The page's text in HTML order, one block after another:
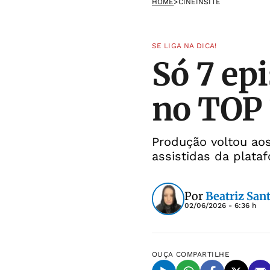
HOME>CINEINSITE
SE LIGA NA DICA!
Só 7
no
Produção voltou
assistidas da
PorBeatriz
02/06/2026 - 6:36 h
OUÇA COMPARTILHE